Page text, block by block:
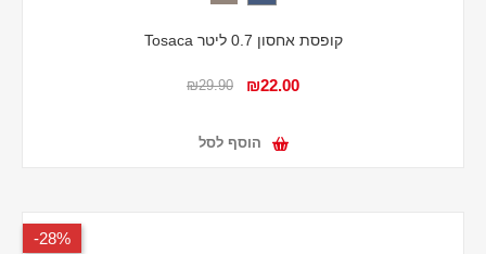
קופסת אחסון 0.7 ליטר Tosaca
₪22.00
₪29.90
הוסף לסל
28%-